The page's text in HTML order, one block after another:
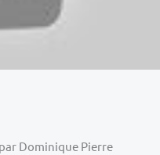
Dominique Pierre